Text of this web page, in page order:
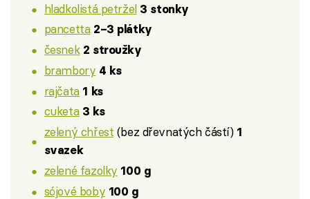
hladkolistá petržel 3 stonky
pancetta 2–3 plátky
česnek 2 stroužky
brambory 4 ks
rajčata 1 ks
cuketa 3 ks
zelený chřest (bez dřevnatých částí) 1
svazek
zelené fazolky 100 g
sójové boby 100 g